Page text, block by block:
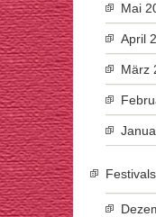
Mai
April
März